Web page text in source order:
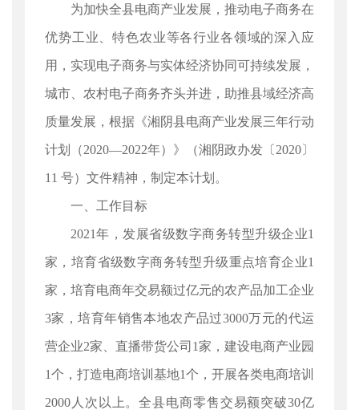
为加快全县电商产业发展，推动电子商务在
优势工业、特色农业等各行业各领域的深入应
用，实现电子商务与实体经济协同可持续发展，
城市、农村电子商务齐头并进，助推县域经济高
质量发展，根据《湘阴县电商产业发展三年行动
计划（2020—2022年）》（湘阴政办发〔2020〕
11 号）文件精神，制定本计划。
一、工作目标
2021年，发展省级数字商务转型升级企业1
家，培育省级数字商务转型升级重点培育企业1
家，培育电商年交易额过亿元的农产品加工企业
3家，培育年销售本地农产品过3000万元的代运
营企业2家、直播带货公司1家，建设电商产业园
1个，打造电商培训基地1个，开展各类电商培训
2000人次以上。全县电商零售交易额突破30亿